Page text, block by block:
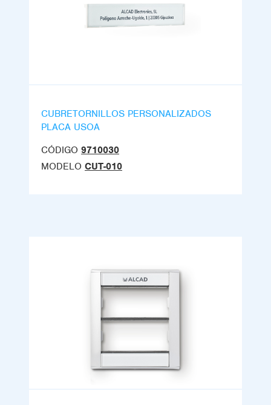
CUBRETORNILLOS PERSONALIZADOS
PLACA USOA
CÓDIGO 9710030
MODELO CUT-010